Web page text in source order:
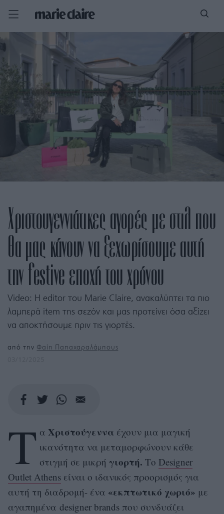
Χριστουγεννιάτικες αγορές με στιλ που
θα μας κάνουν να ξεχωρίσουμε αυτή
την festive εποχή του χρόνου
Video: Η editor του Marie Claire, ανακαλύπτει τα πιο
λαμπερά item της σεζόν και μας προτείνει όσα αξίζει
να αποκτήσουμε πριν τις γιορτές.
από την Φαίη Παπαχαραλάμπους
Τ α Χριστούγενναέχουν μια μαγική
ικανότητα να μεταμορφώνουν κάθε
στιγμή σε μικρή γιορτή. Το Designer
Outlet Athens είναι ο ιδανικός προορισμός για
αυτή τη διαδρομή- ένα «εκπτωτικό χωριό» με
αγαπημένα designer brands που συνδυάζει